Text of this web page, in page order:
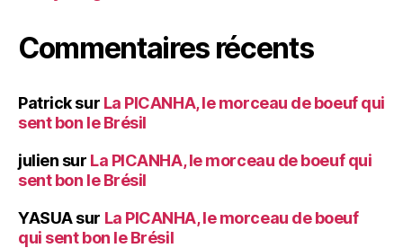
Commentaires récents
Patricksur La PICANHA, le morceau de boeuf qui
sent bon le Brésil
julien sur La PICANHA, le morceau de boeuf qui
sent bon le Brésil
YASUAsur La PICANHA, le morceau de boeuf
qui sent bon le Brésil